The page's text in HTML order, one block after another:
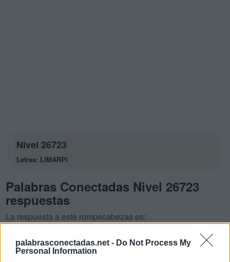
palabrasconectadas.net - Do Not Process My
Personal Information
Nivel 26723
Letras: LIMARPI
Palabras Conectadas Nivel 26723
respuestas
La respuesta a este rompecabezas es:
L
I M
A
L
I R
A